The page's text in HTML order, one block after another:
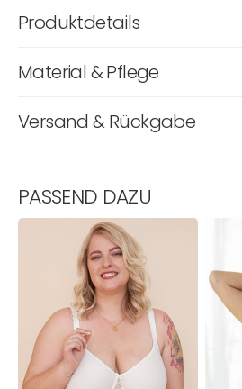
Produktdetails
Material & Pflege
Versand & Rückgabe
PASSEND DAZU
BH